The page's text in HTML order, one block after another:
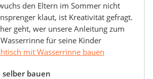
den Eltern im Sommer nicht
klaut, ist Kreativität gefragt.
geht, wer unsere Anleitung zum
für seine Kinder
mit Wasserrinne bauen
bauen